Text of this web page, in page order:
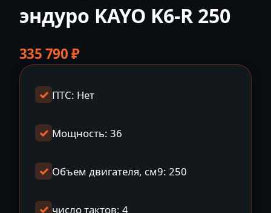
эндуро KAYO K6-R 250
335 790₽
ПТС: Нет
Мощность: 36
Объем двигателя, см9: 250
число тактов: 4